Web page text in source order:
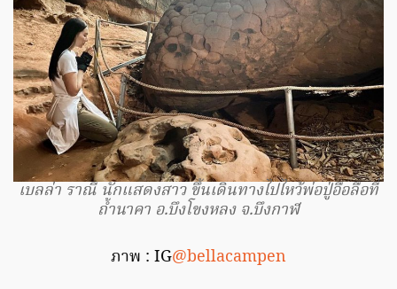
เบลล่า ราณี นักแสดงสาว ขึ้นเดินทางไปไหว้พ่อปู่อือลือที่
ถ้ำนาคา อ.บึงโขงหลง จ.บึงกาฬ
ภาพ : IG@bellacampen